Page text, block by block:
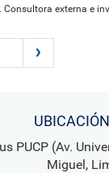
externa e
UBICACIÓN
PUCP (Av.
Miguel,